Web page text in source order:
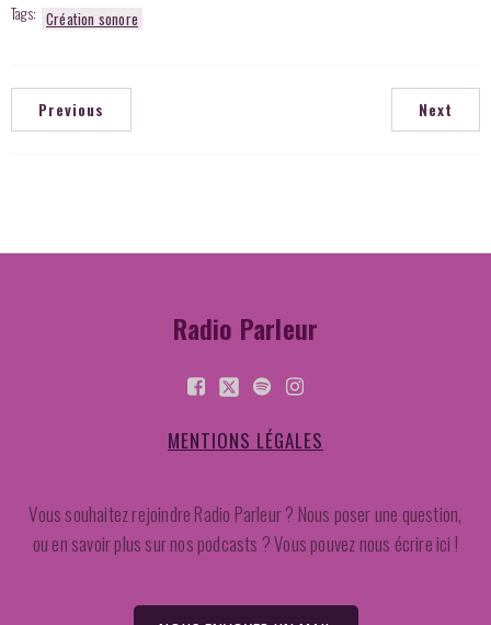
Tags: Création sonore
Previous Next
Radio Parleur
MENTIONS LÉGALES
Vous souhaitez rejoindre Radio Parleur ? Nous poser une question,
ou en savoir plus sur nos podcasts ? Vous pouvez nous écrire ici !